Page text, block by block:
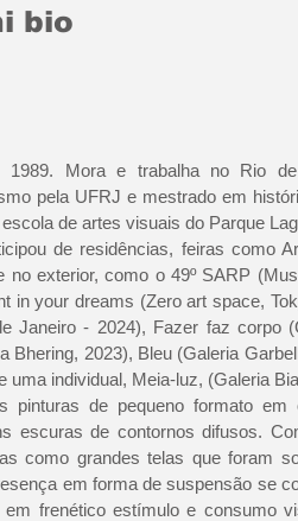
bio
1989. Mora e trabalha no Rio
pela UFRJ e mestrado em
de artes visuais do Parque
de residências, feiras como
no exterior, como o 49º SARP
in your dreams (Zero art space,
Janeiro - 2024), Fazer faz corpo
Bhering, 2023), Bleu (Galeria
uma individual, Meia-luz, (Galeria
pinturas de pequeno formato
escuras de contornos difusos.
como grandes telas que foram
em forma de suspensão se
em frenético estímulo e consumo